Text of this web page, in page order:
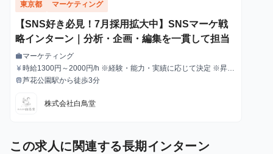
東京都 マーケティング
【SNS好き必見！7月採用拡大中】SNSマーケ戦
略インターン｜分析・企画・編集を一貫して担当
職種
workマーケティング
給与
currency_yen 時給1300円～2000円/h ※経験・能力・実績に応じて決定 ※昇
給・インセンティブあり
最寄駅
train芦花公園駅から徒歩3分
株式会社白鳥堂
この求人に関連する長期インターン